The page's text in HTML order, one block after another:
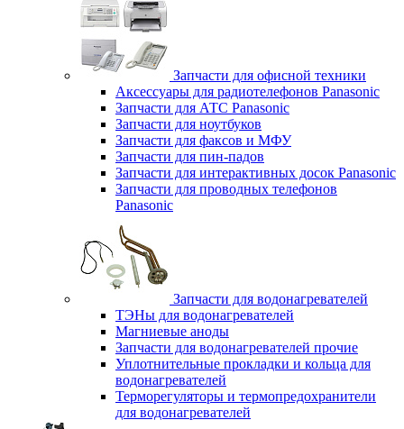
Запчасти для офисной техники
Аксессуары для радиотелефонов Panasonic
Запчасти для АТС Panasonic
Запчасти для ноутбуков
Запчасти для факсов и МФУ
Запчасти для пин-падов
Запчасти для интерактивных досок Panasonic
Запчасти для проводных телефонов
Panasonic
Запчасти для водонагревателей
ТЭНы для водонагревателей
Магниевые аноды
Запчасти для водонагревателей прочие
Уплотнительные прокладки и кольца для
водонагревателей
Терморегуляторы и термопредохранители
для водонагревателей